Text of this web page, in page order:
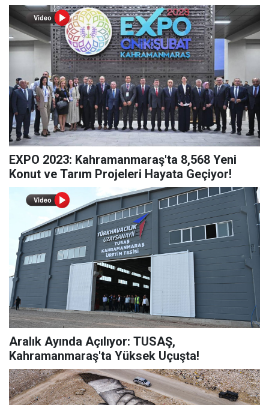
EXPO 2023: Kahramanmaraş'ta 8,568 Yeni
Konut ve Tarım Projeleri Hayata Geçiyor!
Aralık Ayında Açılıyor: TUSAŞ,
Kahramanmaraş'ta Yüksek Uçuşta!